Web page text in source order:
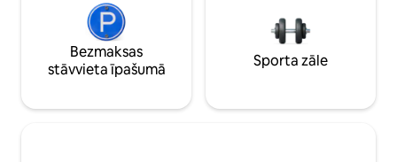
Bezmaksas
stāvvieta īpašumā
Sporta zāle